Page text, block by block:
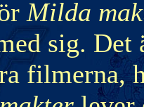
Milda
sig. Det
filmerna,